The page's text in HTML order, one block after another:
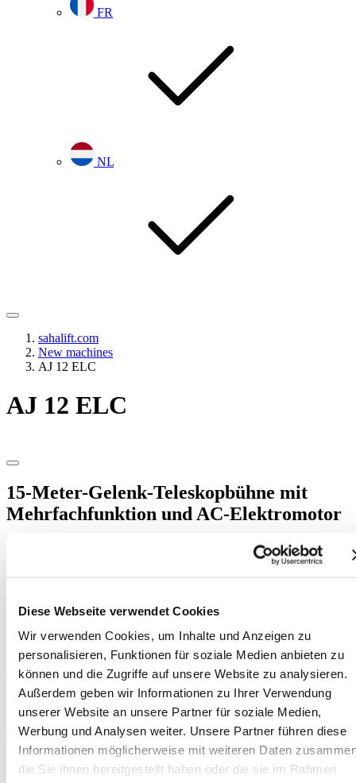
Diese Webseite verwendet Cookies
Wir verwenden Cookies, um Inhalte und Anzeigen zu
personalisieren, Funktionen für soziale Medien anbieten zu
können und die Zugriffe auf unsere Website zu analysieren.
Außerdem geben wir Informationen zu Ihrer Verwendung
unserer Website an unsere Partner für soziale Medien,
Werbung und Analysen weiter. Unsere Partner führen diese
Informationen möglicherweise mit weiteren Daten
die Sie ihnen bereitgestellt haben oder die sie im Rahmen
FR
NL
sahalift.com
New machines
AJ 12 ELC
AJ 12 ELC
15-Meter-Gelenk-Teleskopbühne mit
Mehrfachfunktion und AC-Elektromotor
ist eine kompakte,
vollelektrische Gelenk-Arbeitsbühne für vielseitige Einsätze im
Innen- und Außenbereich. Mit einer maximalen Arbeitshöhe von 12
kompakten Breite von nur 1,20 Metern eignet sie sich ideal für
präzise Arbeiten auch in engen Bereichen.
Zur Ausstattung gehören eine automatische Korb-Nivellierung, die
„Quick Up & Down“-Funktion für schnelles Aus- und Einfahren
des Auslegers sowie die „GO HOME“-Funktion zum automatischen
Zurückfahren in die Transportposition. Das vollautomatische Jib-
System ermöglicht präzise Positionierungen auch in schwer
zugänglichen Arbeitsbereichen. Optional sind unter anderem ein
JIB+ System mit seitlicher Rotation, ein Anti-Kollisionssystem und
Arbeitsleuchten verfügbar.
Dank leistungsstarkem Elektroantrieb arbeitet die AJ 12 ELC